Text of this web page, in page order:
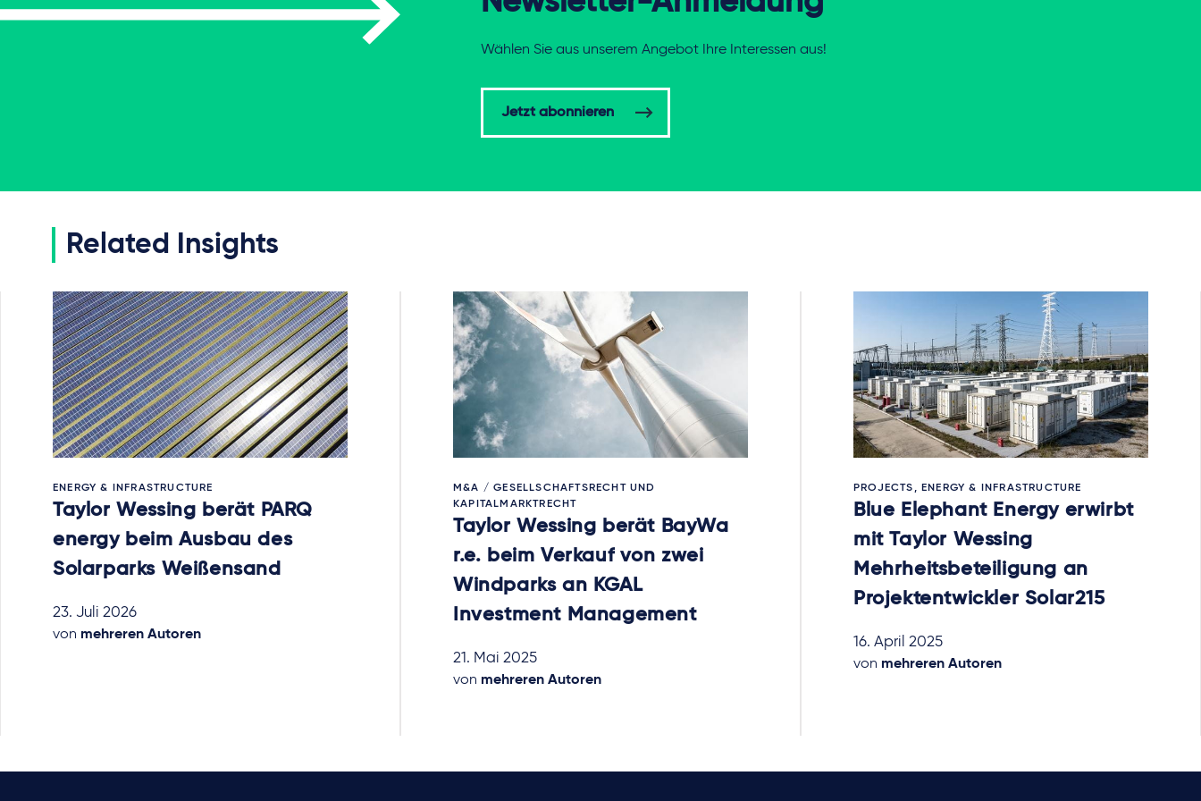
Wählen Sie aus unserem Angebot Ihre Interessen aus!
Jetzt abonnieren
Related Insights
ENERGY & INFRASTRUCTURE
Taylor Wessing berät PARQ
energy beim Ausbau des
Solarparks Weißensand
23. Juli 2026
von mehreren Autoren
M&A / GESELLSCHAFTSRECHT UND
KAPITALMARKTRECHT
Taylor Wessing berät BayWa
r.e. beim Verkauf von zwei
Windparks an KGAL
Investment Management
21. Mai 2025
von mehreren Autoren
PROJECTS, ENERGY & INFRASTRUCTURE
Blue Elephant Energy erwirbt
mit Taylor Wessing
Mehrheitsbeteiligung an
Projektentwickler Solar215
16. April 2025
von mehreren Autoren